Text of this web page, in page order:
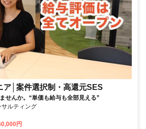
ア│案件選択制・高還元SES
せんか。“単価も給与も全部見える”
ルティング
円